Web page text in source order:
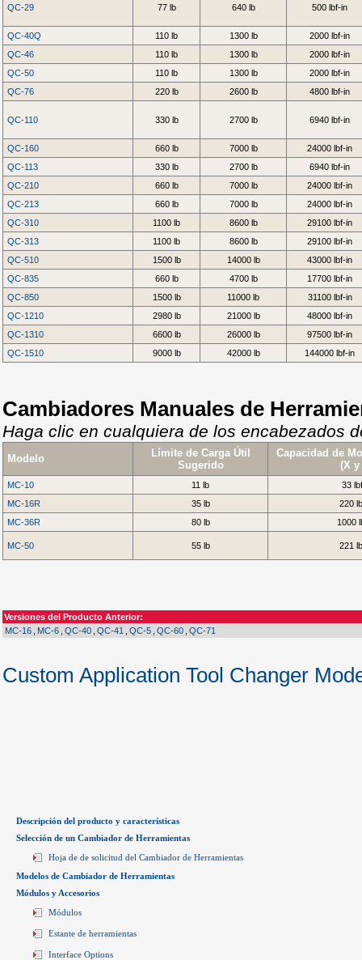
QC-29 77 lb 640 lb 500 lbf-in
QC-40Q 110 lb 1300 lb
2000 lbf-in
QC-46
110 lb 1300 lb
2000 lbf-in
QC-50
110 lb 1300 lb
2000 lbf-in
QC-76
220 lb 2600 lb 4800 lbf-in
QC-110 330 lb 2700 lb 6940 lbf-in
QC-160 660 lb 7000 lb
24000 lbf-in
QC-113
330 lb 2700 lb
6940 lbf-in
QC-210
660 lb 7000 lb
24000 lbf-in
QC-213
660 lb 7000 lb
24000 lbf-in
QC-310
1100 lb 8600 lb
29100 lbf-in
QC-313
1100 lb 8600 lb
29100 lbf-in
QC-510
1500 lb 14000 lb
43000 lbf-in
QC-835
660 lb 4700 lb
17700 lbf-in
QC-850
1500 lb 11000 lb
31100 lbf-in
QC-1210
2980 lb 21000 lb
48000 lbf-in
QC-1310
6600 lb 26000 lb
97500 lbf-in
QC-1510
9000 lb 42000 lb 144000 lbf-in
Cambiadores Manuales de
Haga clic en cualquiera de los encabezados
Modelo
Límite de Carga Útil
Sugerido
Capacidad de
(X y
MC-10 11 lb
33
MC-16R
35 lb
220
MC-36R
80 lb 1000
MC-50 55 lb 221
Versiones del Producto Anterior:
MC-16
MC-6 QC-40 QC-41 QC-5 QC-60 QC-71
Custom Application Tool Changer
Descripción del producto y características
Selección de un Cambiador de Herramientas
Hoja de de solicitud del Cambiador de Herramientas
Modelos de Cambiador de Herramientas
Módulos y Accesorios
Módulos
Estante de herramientas
Interface Options